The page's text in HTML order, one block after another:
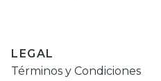
LEGAL
Términos y Condiciones